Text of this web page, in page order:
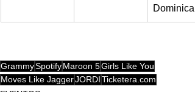
GrammySpotifyMaroon 5Girls Like You
Moves Like JaggerJORDITicketera.com